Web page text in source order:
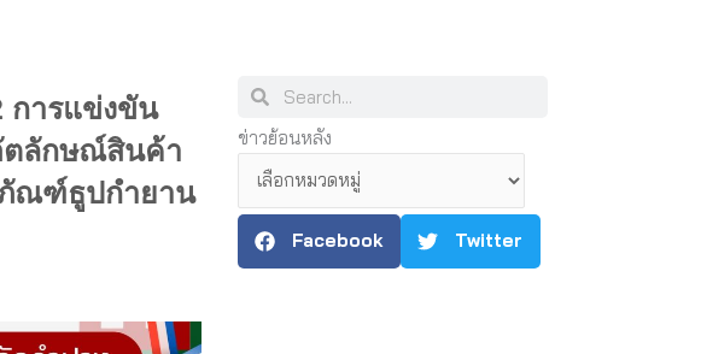
การแข่งขัน
ตลักษณ์สินค้า
ภัณฑ์ธูปกำยาน
SearchSearch
ข่าวย้อนหลัง
ข่าว
ย้อน
หลัง
Facebook
Twitter